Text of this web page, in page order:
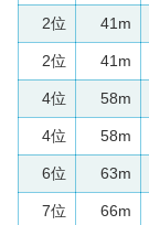
2位 41m
2位 41m
4位 58m
4位 58m
6位 63m
7位 66m